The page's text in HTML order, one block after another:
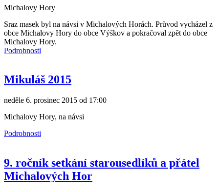
Michalovy Hory
Sraz masek byl na návsi v Michalových Horách. Průvod vycházel z
obce Michalovy Hory do obce Výškov a pokračoval zpět do obce
Michalovy Hory.
Podrobnosti
Mikuláš 2015
neděle 6. prosinec 2015 od 17:00
Michalovy Hory, na návsi
Podrobnosti
9. ročník setkání starousedlíků a přátel
Michalových Hor